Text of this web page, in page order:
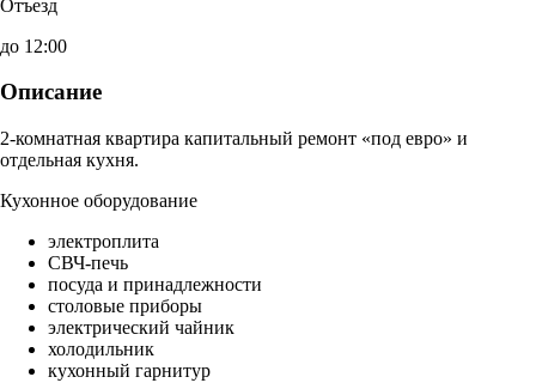
Отъезд
до 12:00
Описание
2-комнатная квартира капитальный ремонт «под евро» и
отдельная кухня.
Кухонное оборудование
электроплита
СВЧ-печь
посуда и принадлежности
столовые приборы
электрический чайник
холодильник
кухонный гарнитур